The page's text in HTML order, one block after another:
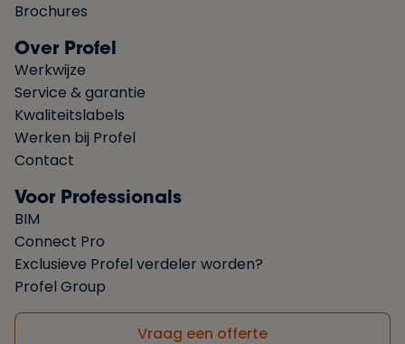
Brochures
Over Profel
Werkwijze
Service & garantie
Kwaliteitslabels
Werken bij Profel
Contact
Voor Professionals
BIM
Connect Pro
Exclusieve Profel verdeler worden?
Profel Group
Vraag een offerte